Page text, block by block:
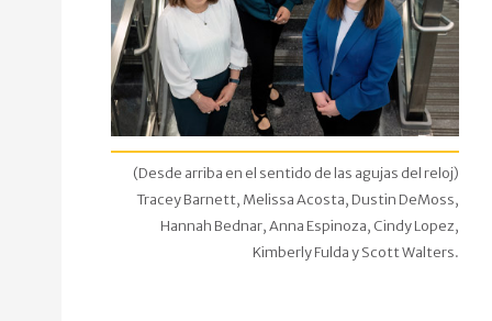
(Desde arriba en el sentido de las agujas del reloj)
Tracey Barnett, Melissa Acosta, Dustin DeMoss,
Hannah Bednar, Anna Espinoza, Cindy Lopez,
Kimberly Fulda y Scott Walters.